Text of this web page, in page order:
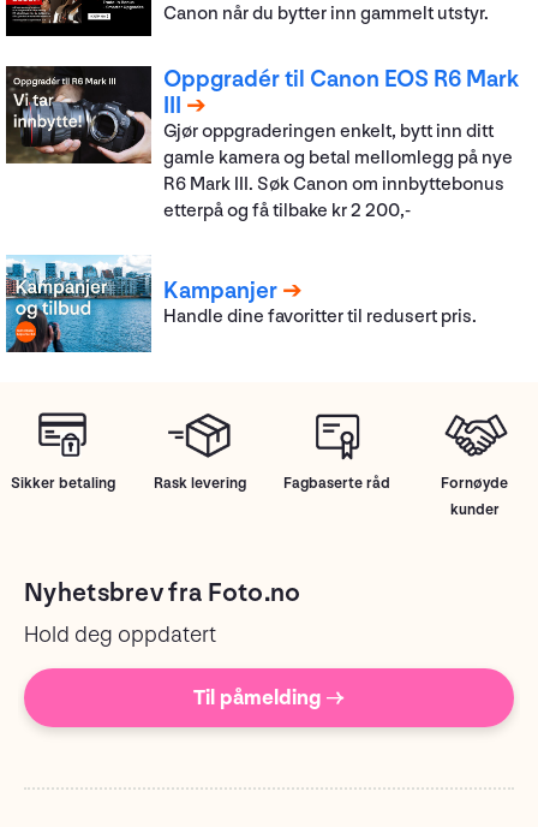
Canon når du bytter inn gammelt utstyr.
Oppgradér til Canon EOS R6 Mark
III
Gjør oppgraderingen enkelt, bytt inn ditt
gamle kamera og betal mellomlegg på nye
R6 Mark III. Søk Canon om innbyttebonus
etterpå og få tilbake kr 2 200,-
Kampanjer
Handle dine favoritter til redusert pris.
Sikker betaling Rask levering Fagbaserte råd
Fornøyde
kunder
Nyhetsbrev fra Foto.no
Hold deg oppdatert
Til påmelding →